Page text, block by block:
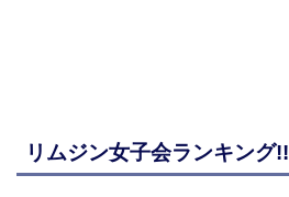
リムジン女子会ランキング!!